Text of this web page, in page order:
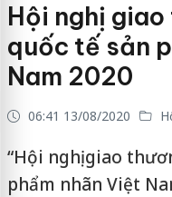
Hội nghị
quốc tế sản
Nam 2020
06:41 13/08/2020
“Hội nghị giao
phẩm nhãn Việt